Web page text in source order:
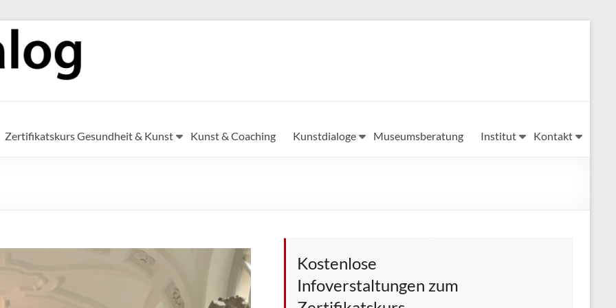
Zertifikatskurs Gesundheit & Kunst Kunst & Coaching Kunstdialoge Museumsberatung Institut Kontakt
Kostenlose
Infoverstaltungen zum